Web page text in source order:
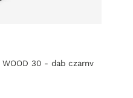
30 - dąb czarny